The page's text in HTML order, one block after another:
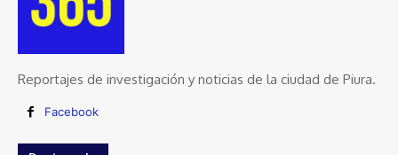
Reportajes de investigación y noticias de la ciudad de Piura.
Facebook